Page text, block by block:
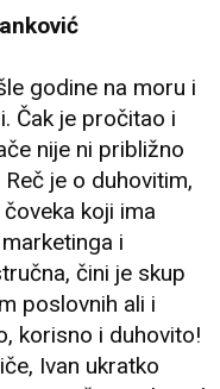
godine na moru i
Čak je pročitao i
nije ni približno
je o duhovitim,
koji ima
i
čini je skup
poslovnih ali i
korisno i duhovito!
Ivan ukratko